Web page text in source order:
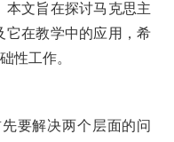
本文旨在探讨马克思主
它在教学中的应用，希
性工作。
要解决两个层面的问